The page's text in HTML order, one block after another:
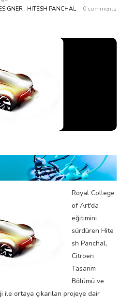
, HITESH PANCHAL 0 comments
Royal College
of Art'da
eğitimini
sürdüren Hite
sh Panchal,
Citroen
Tasarım
Bölümü ve
ortaya çıkarılan projeye dair